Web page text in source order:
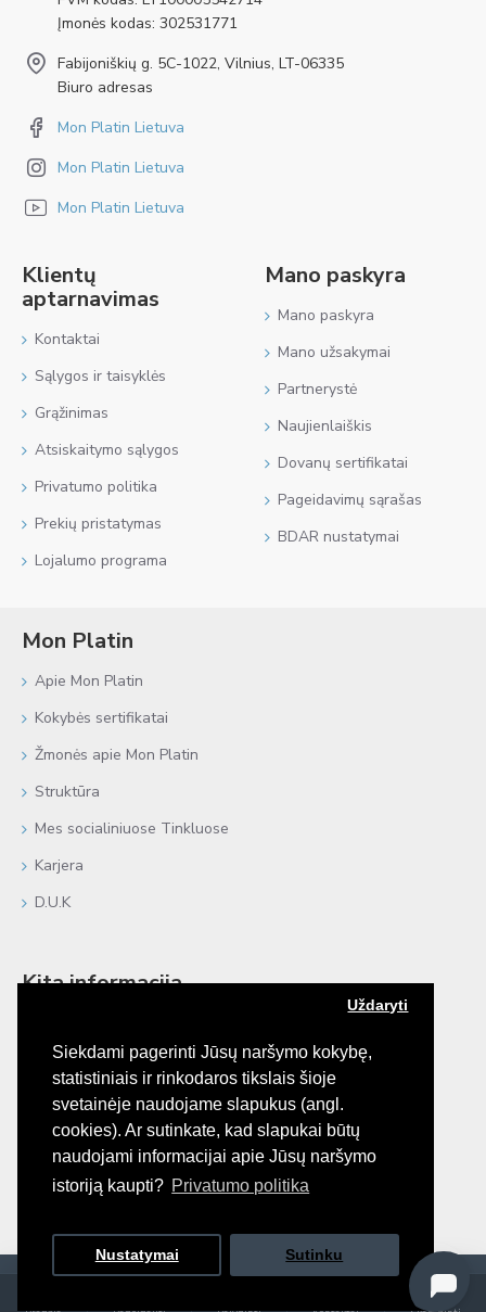
Siekdami pagerinti Jūsų naršymo kokybę,
statistiniais ir rinkodaros tikslais šioje
svetainėje naudojame slapukus (angl.
cookies). Ar sutinkate, kad slapukai būtų
naudojami informacijai apie Jūsų naršymo
istoriją kaupti? Privatumo politika
Uždaryti
Nustatymai Sutinku
Įmonės kodas: 302531771
Fabijoniškių g. 5C-1022, Vilnius, LT-06335
Biuro adresas
Mon Platin Lietuva
Mon Platin Lietuva
Mon Platin Lietuva
Klientų
aptarnavimas
Kontaktai
Sąlygos ir taisyklės
Grąžinimas
Atsiskaitymo sąlygos
Privatumo politika
Prekių pristatymas
Lojalumo programa
Mano paskyra
Mano paskyra
Mano užsakymai
Partnerystė
Naujienlaiškis
Dovanų sertifikatai
Pageidavimų sąrašas
BDAR nustatymai
Mon Platin
Apie Mon Platin
Kokybės sertifikatai
Žmonės apie Mon Platin
Struktūra
Mes socialiniuose Tinkluose
Karjera
D.U.K
Kita informacija
Atsiliepimai
Negyvoji Jūra
Procedūros plaukams
e-Katalogai
FILTRUOTI PREKES